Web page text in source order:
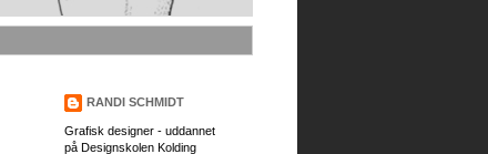
RANDI SCHMIDT
Grafisk designer - uddannet
på Designskolen Kolding